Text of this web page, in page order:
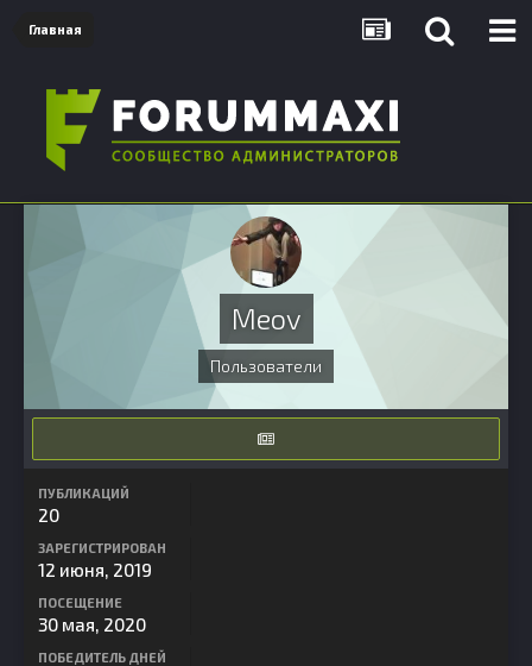
Главная
Meov
Пользователи
ПУБЛИКАЦИЙ
20
ЗАРЕГИСТРИРОВАН
12 июня, 2019
ПОСЕЩЕНИЕ
30 мая, 2020
ПОБЕДИТЕЛЬ ДНЕЙ